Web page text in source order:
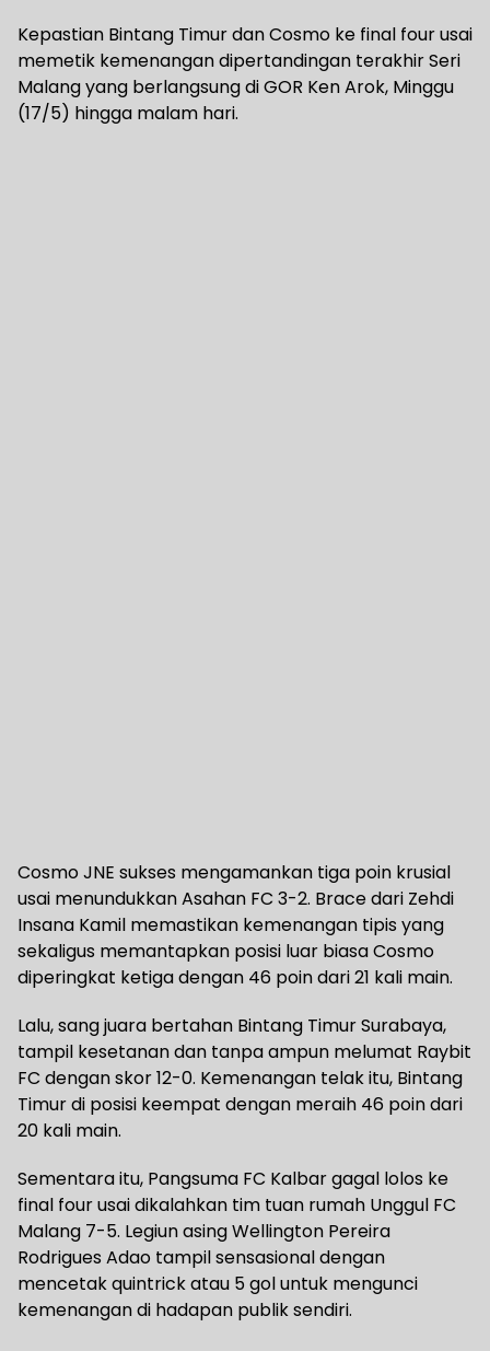
Kepastian Bintang Timur dan Cosmo ke final four usai
memetik kemenangan dipertandingan terakhir Seri
Malang yang berlangsung di GOR Ken Arok, Minggu
(17/5) hingga malam hari.
Cosmo JNE sukses mengamankan tiga poin krusial
usai menundukkan Asahan FC 3-2. Brace dari Zehdi
Insana Kamil memastikan kemenangan tipis yang
sekaligus memantapkan posisi luar biasa Cosmo
diperingkat ketiga dengan 46 poin dari 21 kali main.
Lalu, sang juara bertahan Bintang Timur Surabaya,
tampil kesetanan dan tanpa ampun melumat Raybit
FC dengan skor 12-0. Kemenangan telak itu, Bintang
Timur di posisi keempat dengan meraih 46 poin dari
20 kali main.
Sementara itu, Pangsuma FC Kalbar gagal lolos ke
final four usai dikalahkan tim tuan rumah Unggul FC
Malang 7-5. Legiun asing Wellington Pereira
Rodrigues Adao tampil sensasional dengan
mencetak quintrick atau 5 gol untuk mengunci
kemenangan di hadapan publik sendiri.